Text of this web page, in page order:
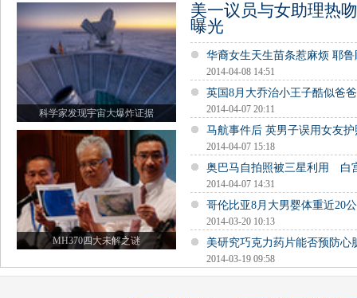
科学家发现宇宙大爆炸证据
MH370四大未解之谜
美一议员与女助理热
曝光
华裔女生天生苗条惹麻烦 耶
2014-04-08 14:51
英国8月大乔治小王子酷似爸
2014-04-07 20:11
马航事件后 英男子误用女友
2014-04-07 15:18
奥巴马自拍照被三星利用 白
2014-04-07 14:31
哥伦比亚8月大男婴体重近20
2014-03-20 10:13
美研究巧克力药片能否预防心
2014-03-19 09:58